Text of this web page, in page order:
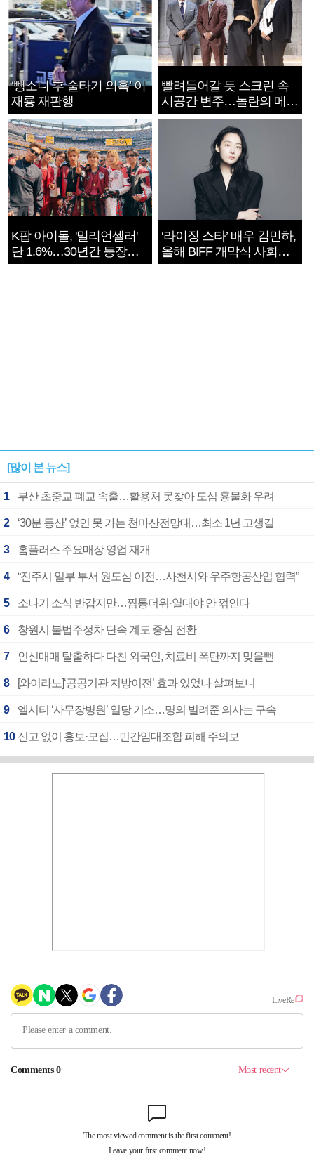
‘뺑소니 후 술타기 의혹’ 이
재룡 재판행
빨려들어갈 듯 스크린 속
시공간 변주…놀란의 메시
지는 ‘전쟁 속죄’
K팝 아이돌, '밀리언셀러'
단 1.6%…30년간 등장
1182개팀 전수조사
‘라이징 스타’ 배우 김민하,
올해 BIFF 개막식 사회자
확정
[많이 본 뉴스]
1 부산 초중교 폐교 속출…활용처 못찾아 도심 흉물화 우려
2 ‘30분 등산’ 없인 못 가는 천마산전망대…최소 1년 고생길
3 홈플러스 주요매장 영업 재개
4 “진주시 일부 부서 원도심 이전…사천시와 우주항공산업 협력”
5 소나기 소식 반갑지만…찜통더위·열대야 안 꺾인다
6 창원시 불법주정차 단속 계도 중심 전환
7 인신매매 탈출하다 다친 외국인, 치료비 폭탄까지 맞을뻔
8 [와이라노]‘공공기관 지방이전’ 효과 있었나 살펴보니
9 엘시티 ‘사무장병원’ 일당 기소…명의 빌려준 의사는 구속
10 신고 없이 홍보·모집…민간임대조합 피해 주의보